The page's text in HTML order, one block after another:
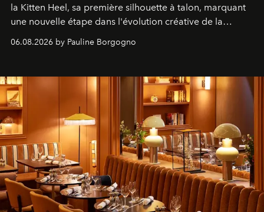
la Kitten Heel, sa première silhouette à talon, marquant
une nouvelle étape dans l'évolution créative de la
06.08.2026 by Pauline Borgogno